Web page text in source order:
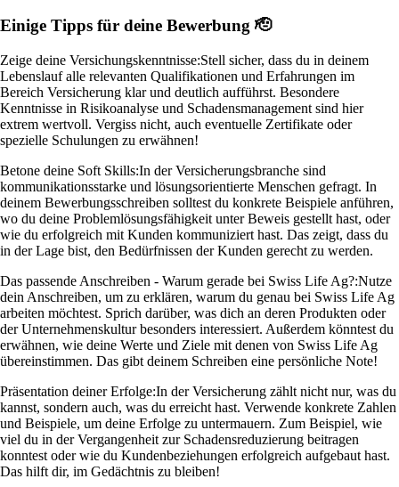
Einige Tipps für deine Bewerbung 🫡
Zeige deine Versichungskenntnisse:Stell sicher, dass du in deinem
Lebenslauf alle relevanten Qualifikationen und Erfahrungen im
Bereich Versicherung klar und deutlich aufführst. Besondere
Kenntnisse in Risikoanalyse und Schadensmanagement sind hier
extrem wertvoll. Vergiss nicht, auch eventuelle Zertifikate oder
spezielle Schulungen zu erwähnen!
Betone deine Soft Skills:In der Versicherungsbranche sind
kommunikationsstarke und lösungsorientierte Menschen gefragt. In
deinem Bewerbungsschreiben solltest du konkrete Beispiele anführen,
wo du deine Problemlösungsfähigkeit unter Beweis gestellt hast, oder
wie du erfolgreich mit Kunden kommuniziert hast. Das zeigt, dass du
in der Lage bist, den Bedürfnissen der Kunden gerecht zu werden.
Das passende Anschreiben - Warum gerade bei Swiss Life Ag?:Nutze
dein Anschreiben, um zu erklären, warum du genau bei Swiss Life Ag
arbeiten möchtest. Sprich darüber, was dich an deren Produkten oder
der Unternehmenskultur besonders interessiert. Außerdem könntest du
erwähnen, wie deine Werte und Ziele mit denen von Swiss Life Ag
übereinstimmen. Das gibt deinem Schreiben eine persönliche Note!
Präsentation deiner Erfolge:In der Versicherung zählt nicht nur, was du
kannst, sondern auch, was du erreicht hast. Verwende konkrete Zahlen
und Beispiele, um deine Erfolge zu untermauern. Zum Beispiel, wie
viel du in der Vergangenheit zur Schadensreduzierung beitragen
konntest oder wie du Kundenbeziehungen erfolgreich aufgebaut hast.
Das hilft dir, im Gedächtnis zu bleiben!